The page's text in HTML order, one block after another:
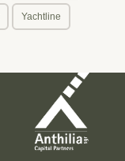
Yachtline